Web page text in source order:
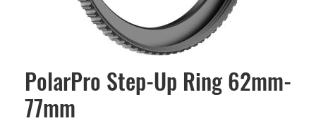
PolarPro Step-Up Ring 62mm-
77mm
Skip
beginning